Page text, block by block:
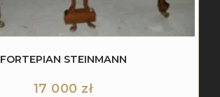
FORTEPIAN STEINMANN
17 000 zł